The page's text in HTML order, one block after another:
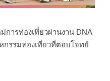
ารท่องเที่ยวผ่านงาน DNA
กรรมท่องเที่ยวที่ตอบโจทย์